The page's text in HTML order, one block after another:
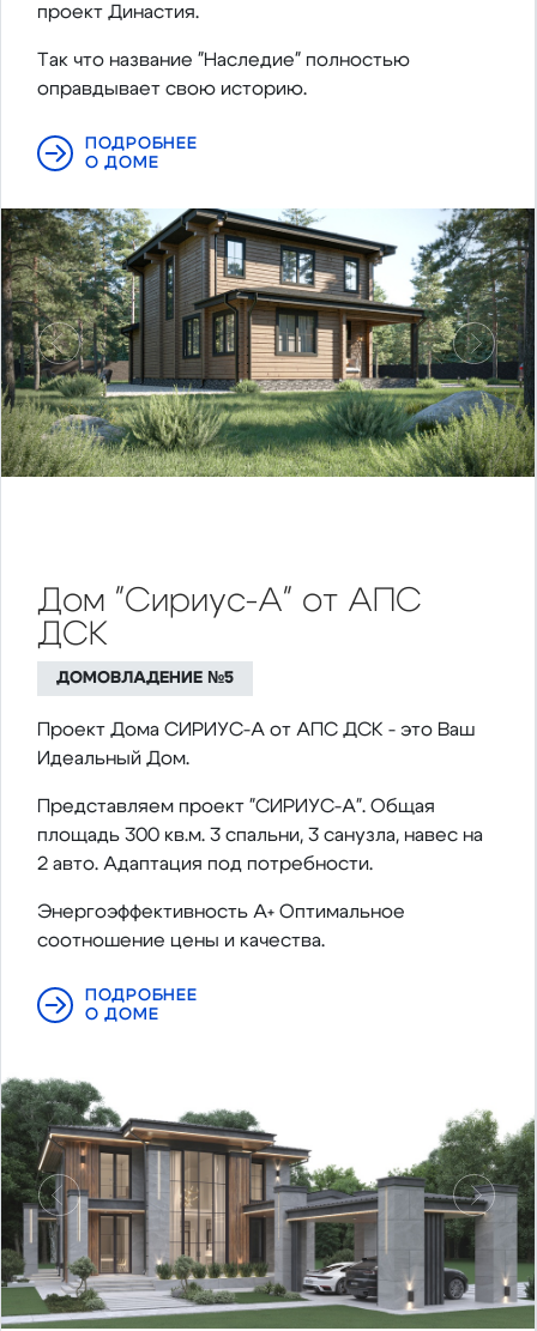
проект Династия.
Так что название "Наследие" полностью
оправдывает свою историю.
ПОДРОБНЕЕ
О ДОМЕ
Предыдущий
Дом "Сириус-А" от АПС
ДСК
ДОМОВЛАДЕНИЕ №5
Проект Дома СИРИУС-А от АПС ДСК - это Ваш
Идеальный Дом.
Представляем проект "СИРИУС-А". Общая
площадь 300 кв.м. 3 спальни, 3 санузла, навес на
2 авто. Адаптация под потребности.
Энергоэффективность А+ Оптимальное
соотношение цены и качества.
ПОДРОБНЕЕ
О ДОМЕ
Предыдущий